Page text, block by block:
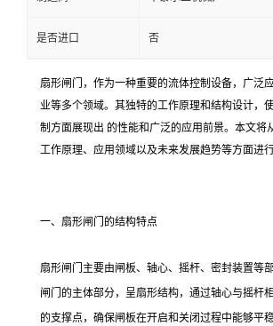
是否进口 否
扇形闸门，作为一种重要的流体控制设备，广泛
业等多个领域。其独特的工作原理和结构设计，
制方面展现出 的性能和广泛的应用前景。本文将
工作原理、应用领域以及未来发展趋势等方面进行
一、扇形闸门的结构特点
扇形闸门主要由闸板、轴心、摇杆、密封装置等
闸门的主体部分，呈扇形结构，通过轴心与摇杆
的支撑点，确保闸板在开启和关闭过程中能够平